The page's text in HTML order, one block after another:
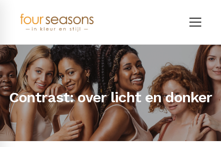
Contrast: over licht en donker